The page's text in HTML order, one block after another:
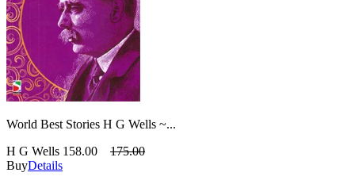
World Best Stories H G Wells ~...
H G Wells 158.00
175.00
BuyDetails